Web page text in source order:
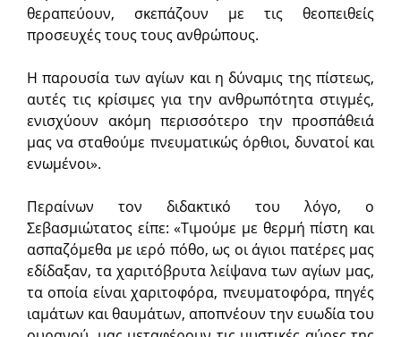
θεραπεύουν, σκεπάζουν με τις θεοπειθείς
προσευχές τους τους ανθρώπους.
Η παρουσία των αγίων και η δύναμις της πίστεως,
αυτές τις κρίσιμες για την ανθρωπότητα στιγμές,
ενισχύουν ακόμη περισσότερο την προσπάθειά
μας να σταθούμε πνευματικώς όρθιοι, δυνατοί και
ενωμένοι».
Περαίνων τον διδακτικό του λόγο, ο
Σεβασμιώτατος είπε: «Τιμούμε με θερμή πίστη και
ασπαζόμεθα με ιερό πόθο, ως οι άγιοι πατέρες μας
εδίδαξαν, τα χαριτόβρυτα λείψανα των αγίων μας,
τα οποία είναι χαριτοφόρα, πνευματοφόρα, πηγές
ιαμάτων και θαυμάτων, αποπνέουν την ευωδία του